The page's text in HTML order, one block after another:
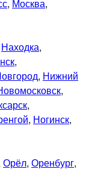
, Москва,
Находка,
,
, Нижний
,
,
, Ногинск,
Орёл, Оренбург,